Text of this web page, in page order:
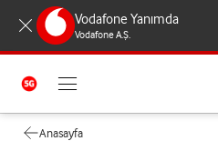
Vodafone Yanımda
Vodafone A.Ş.
Anasayfa